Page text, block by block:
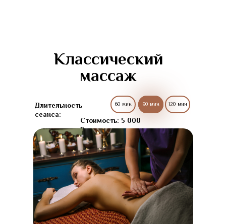
Длительность
сеанса:
Стоимость: 5 000
₽
60 мин 90 мин
90 мин 120 мин
Классический
массаж